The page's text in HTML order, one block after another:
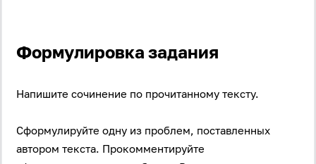
Формулировка задания
Напишите сочинение по прочитанному тексту.
Сформулируйте одну из проблем, поставленных
автором текста. Прокомментируйте